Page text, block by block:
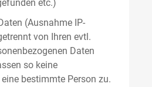
etc.)
(Ausnahme IP-
von Ihren evtl.
Daten
so keine
bestimmte Person zu.